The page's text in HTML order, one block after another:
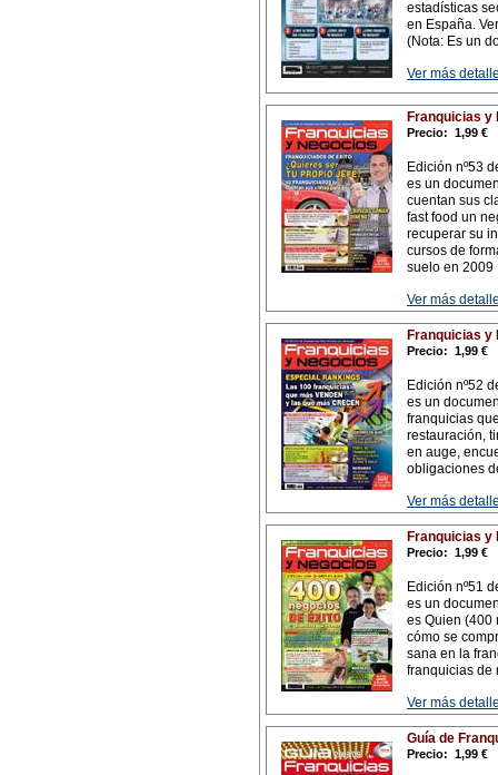
estadísticas
en España.
(Nota: Es un
Ver más
Franquicias y
Precio: 1,99 €
Edición nº53
es un
cuentan sus
fast food un
recuperar su
cursos de
suelo en 2009
Ver más
Franquicias y
Precio: 1,99 €
Edición nº52
es un
franquicias
restauración,
en auge,
obligaciones
Ver más
Franquicias y
Precio: 1,99 €
Edición nº51
es un
es Quien (400
cómo se
sana en la
franquicias de
Ver más
Guía de
Precio: 1,99 €